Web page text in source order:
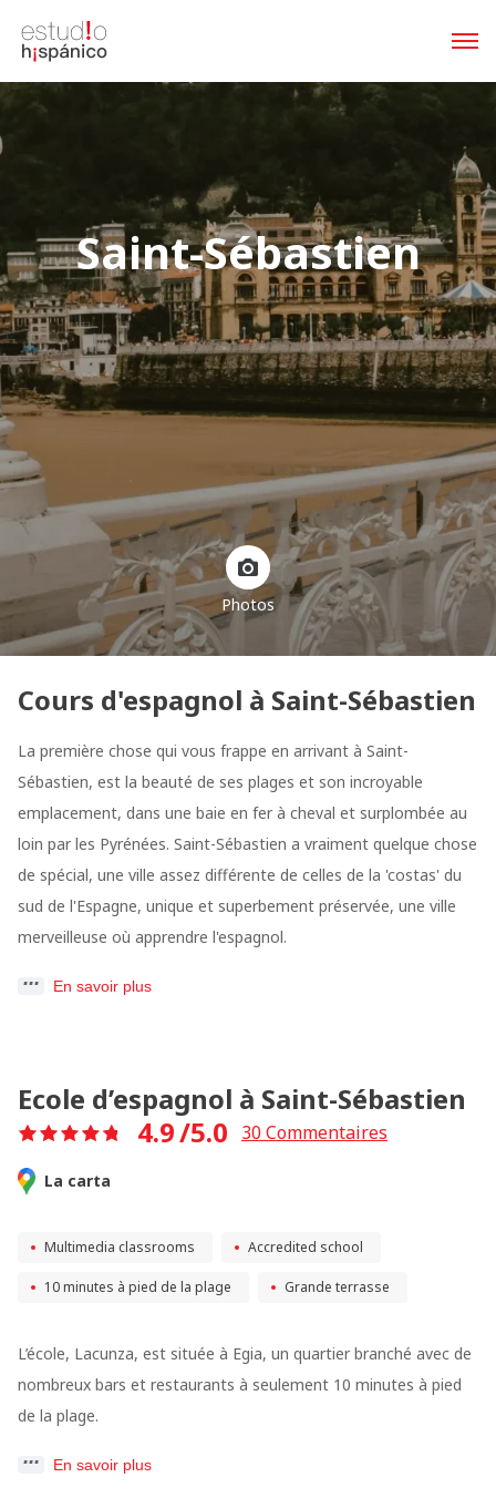
Saint-Sébastien
Photos
Cours d'espagnol à Saint-Sébastien
La première chose qui vous frappe en arrivant à Saint-
Sébastien, est la beauté de ses plages et son incroyable
emplacement, dans une baie en fer à cheval et surplombée au
loin par les Pyrénées. Saint-Sébastien a vraiment quelque chose
de spécial, une ville assez différente de celles de la 'costas' du
sud de l'Espagne, unique et superbement préservée, une ville
merveilleuse où apprendre l'espagnol.
En savoir plus
Ecole d’espagnol à Saint-Sébastien
4.9/5.0 30Commentaires
La carta
Multimedia classrooms Accredited school
10 minutes à pied de la plage Grande terrasse
L’école, Lacunza, est située à Egia, un quartier branché avec de
nombreux bars et restaurants à seulement 10 minutes à pied
de la plage.
En savoir plus